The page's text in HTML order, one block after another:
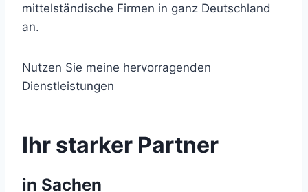
mittelständische Firmen in ganz Deutschland
an.
Nutzen Sie meine hervorragenden
Dienstleistungen
Ihr starker Partner
in Sachen